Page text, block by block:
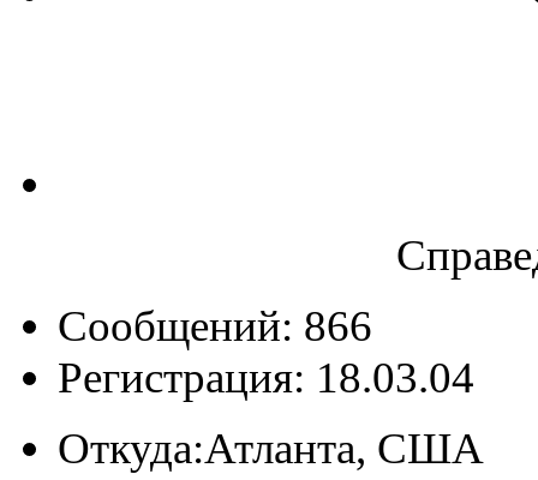
Сообщений: 866
Регистрация: 18.03.04
Откуда:Атланта, США